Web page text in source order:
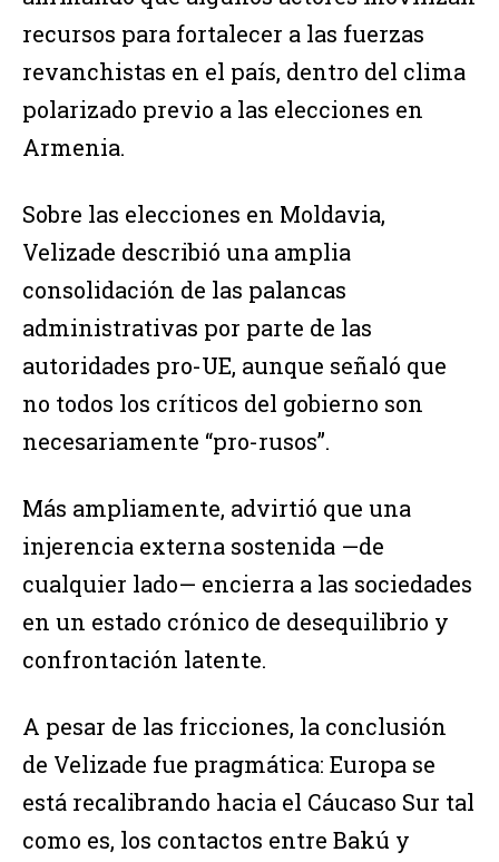
recursos para fortalecer a las fuerzas
revanchistas en el país, dentro del clima
polarizado previo a las elecciones en
Armenia.
Sobre las elecciones en Moldavia,
Velizade describió una amplia
consolidación de las palancas
administrativas por parte de las
autoridades pro-UE, aunque señaló que
no todos los críticos del gobierno son
necesariamente “pro-rusos”.
Más ampliamente, advirtió que una
injerencia externa sostenida —de
cualquier lado— encierra a las sociedades
en un estado crónico de desequilibrio y
confrontación latente.
A pesar de las fricciones, la conclusión
de Velizade fue pragmática: Europa se
está recalibrando hacia el Cáucaso Sur tal
como es, los contactos entre Bakú y